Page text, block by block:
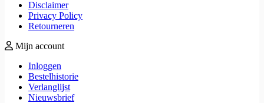
Disclaimer
Privacy Policy
Retourneren
Mijn account
Inloggen
Bestelhistorie
Verlanglijst
Nieuwsbrief